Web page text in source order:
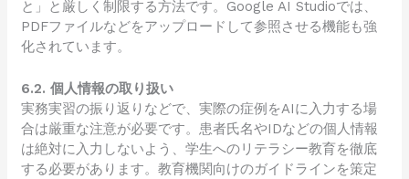
と」と厳しく制限する方法です。Google AI Studioでは、
PDFファイルなどをアップロードして参照させる機能も強
化されています。
6.2. 個人情報の取り扱い
実務実習の振り返りなどで、実際の症例をAIに入力する場
合は厳重な注意が必要です。患者氏名やIDなどの個人情報
は絶対に入力しないよう、学生へのリテラシー教育を徹底
する必要があります。教育機関向けのガイドラインを策定